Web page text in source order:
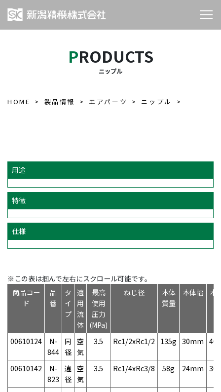
PRODUCTS
ニップル
HOME 製品情報 エアパーツ ニップル
用途
特徴
仕様
※この表は掴んで左右にスクロール可能です。
商品コー
ド
品
番
タ
イ
プ
適
用
流
体
最高
使用
圧力
(MPa)
ねじ径
本体
質量
本体幅
本
00610124
N-
844
同
径
空
気
3.5 Rc1/2xRc1/2 135g 30mm
00610142
N-
823
違
径
空
気
3.5 Rc1/4xRc3/8 58g 24mm